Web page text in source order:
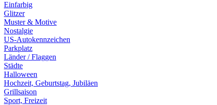
Einfarbig
Glitzer
Muster & Motive
Nostalgie
US-Autokennzeichen
Parkplatz
Länder / Flaggen
Städte
Halloween
Hochzeit, Geburtstag, Jubiläen
Grillsaison
Sport, Freizeit